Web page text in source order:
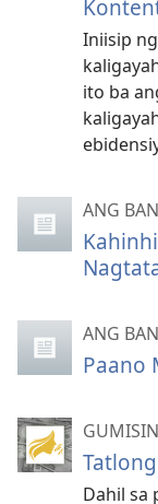
Iniisip
ito ba
ANG
ANG
Paano
Dahil sa